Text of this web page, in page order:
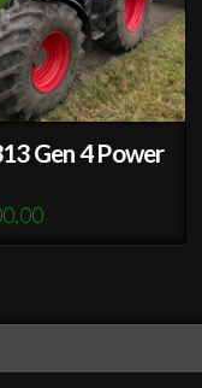
Gen 4 Power